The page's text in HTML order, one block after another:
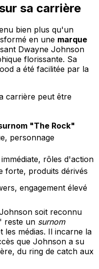
sa carrière
bien plus qu'un
en une marque
Dwayne Johnson
florissante. Sa
a été facilitée par la
carrière peut être
"The Rock"
personnage
rôles d'action
forte, produits dérivés
engagement élevé
soit reconnu
reste un surnom
les médias. Il incarne la
que Johnson a su
du ring de catch aux